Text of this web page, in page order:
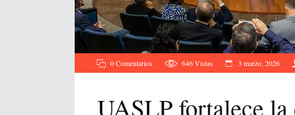
0 Comentarios 646Vistas 3 marzo, 2026
UASLP fortalece